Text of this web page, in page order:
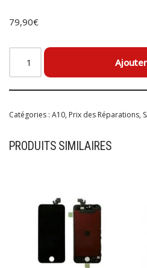
79,90€
Catégories : A10, Prix des Réparations,
PRODUITS SIMILAIRES